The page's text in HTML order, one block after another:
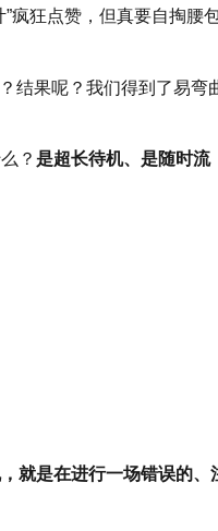
疯狂点赞，但真要自掏腰
结果呢？我们得到了易弯
？ 是超长待机、是随时流
就是在进行一场错误的、